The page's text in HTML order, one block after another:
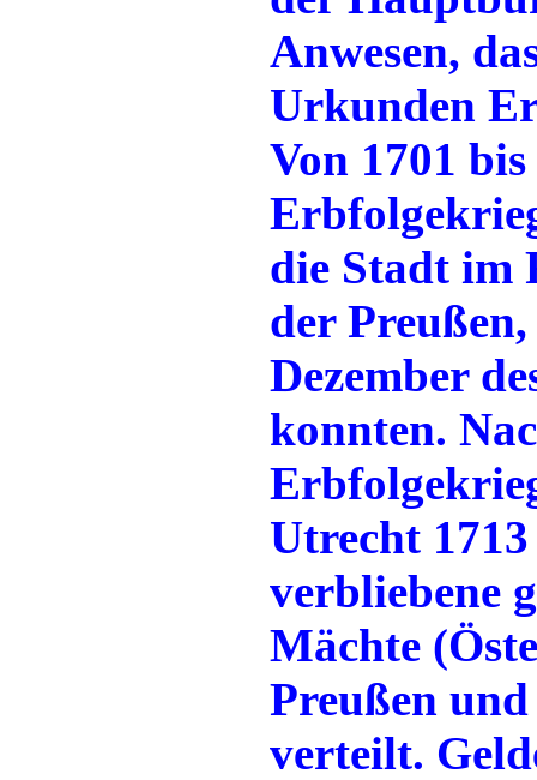
Anwesen,
Urkunden
Von 1701
die Stadt im
der
Dezember
konnten.
Utrecht
verbliebene
Mächte
Preußen
verteilt.